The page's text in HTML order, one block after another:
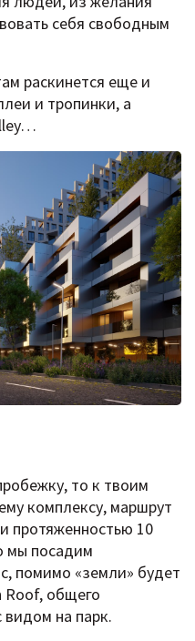
себя свободным
раскинется еще и
и тропинки, а
то к твоим
комплексу, маршрут
протяженностью 10
мы посадим
помимо «земли» будет
Roof, общего
на парк.